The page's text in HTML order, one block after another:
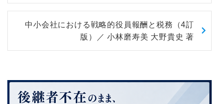
中小会社における戦略的役員報酬と税務（4訂
版）／ 小林磨寿美 大野貴史 著